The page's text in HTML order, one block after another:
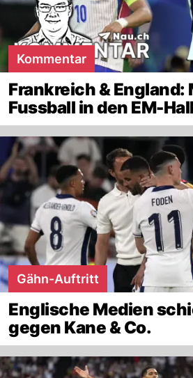
Kommentar
Frankreich &
Fussball in den EM-
Gähn-Auftritt
Englische Medien
gegen Kane & Co.